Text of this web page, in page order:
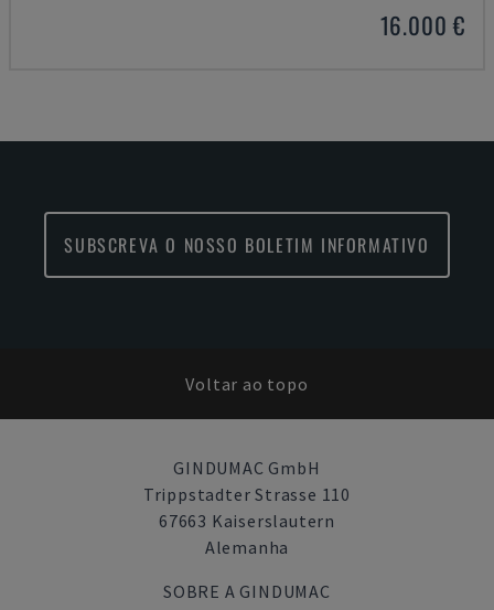
16.000 €
SUBSCREVA O NOSSO BOLETIM INFORMATIVO
Voltar ao topo
GINDUMAC GmbH
Trippstadter Strasse 110
67663 Kaiserslautern
Alemanha
SOBRE A GINDUMAC